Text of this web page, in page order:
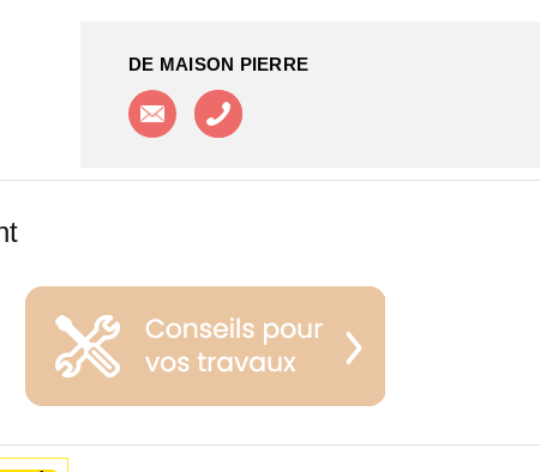
DE MAISON PIERRE
Contacter l'agence